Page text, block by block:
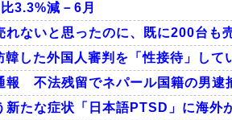
Powered by livedoor 相互RSS
3.3%減－6月
ないと思ったのに、既に200台も
した外国人審判を「性接待」して
報 不法残留でネパール国籍の男逮
たな症状「日本語PTSD」に海外